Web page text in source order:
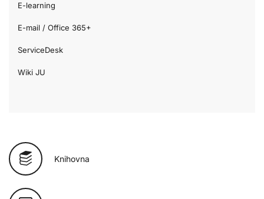
E-learning
E-mail / Office 365+
ServiceDesk
Wiki JU
Knihovna